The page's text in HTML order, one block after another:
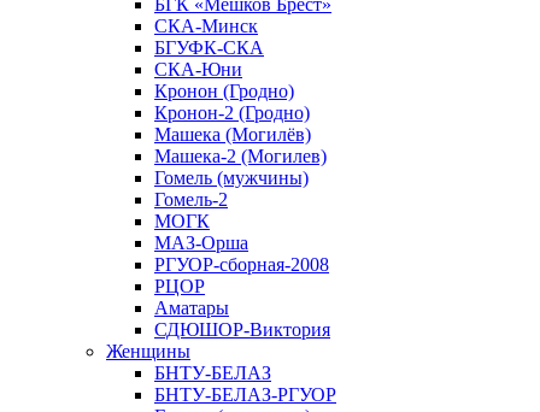
БГК «Мешков Брест»
СКА-Минск
БГУФК-СКА
СКА-Юни
Кронон (Гродно)
Кронон-2 (Гродно)
Машека (Могилёв)
Машека-2 (Могилев)
Гомель (мужчины)
Гомель-2
МОГК
МАЗ-Орша
РГУОР-сборная-2008
РЦОР
Аматары
СДЮШОР-Виктория
Женщины
БНТУ-БЕЛАЗ
БНТУ-БЕЛАЗ-РГУОР